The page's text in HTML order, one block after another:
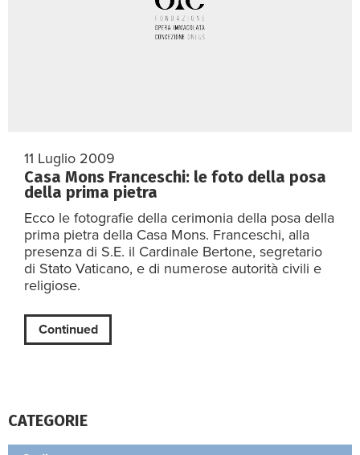
11 Luglio 2009
Casa Mons Franceschi: le foto della posa
della prima pietra
Ecco le fotografie della cerimonia della posa della
prima pietra della Casa Mons. Franceschi, alla
presenza di S.E. il Cardinale Bertone, segretario
di Stato Vaticano, e di numerose autorità civili e
religiose.
Continued
CATEGORIE